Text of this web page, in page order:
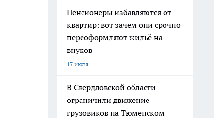
Пенсионеры избавляются от
квартир: вот зачем они срочно
переоформляют жильё на
внуков
17 июля
В Свердловской области
ограничили движение
грузовиков на Тюменском